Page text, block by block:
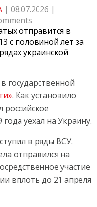
| 08.07.2026 |
отправится в
с половиной лет за
украинской
государственной
. Как установило
российское
уехал на Украину.
в ряды ВСУ.
отправился на
участие
вплоть до 21 апреля